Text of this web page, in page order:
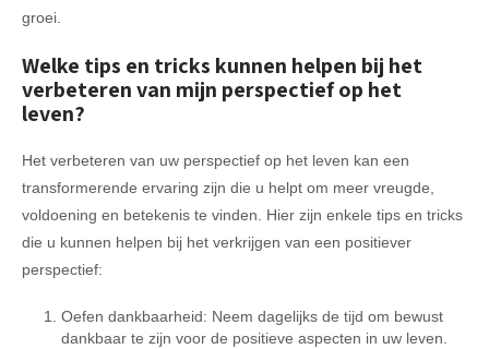
groei.
Welke tips en tricks kunnen helpen bij het
verbeteren van mijn perspectief op het
leven?
Het verbeteren van uw perspectief op het leven kan een
transformerende ervaring zijn die u helpt om meer vreugde,
voldoening en betekenis te vinden. Hier zijn enkele tips en tricks
die u kunnen helpen bij het verkrijgen van een positiever
perspectief:
Oefen dankbaarheid: Neem dagelijks de tijd om bewust
dankbaar te zijn voor de positieve aspecten in uw leven.